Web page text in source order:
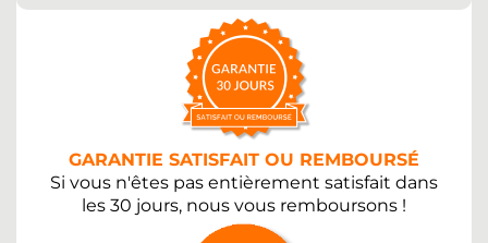
GARANTIE SATISFAIT OU REMBOURSÉ
Si vous n'êtes pas entièrement satisfait dans
les 30 jours, nous vous remboursons !